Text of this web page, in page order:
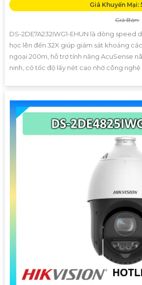
Giá Khuyến Mại:
Giá Bán:
DS-2DE7A232IWG1-EHUN là dòng
học lên đến 32X giúp giám sát khoảng
ngoại 200m, hỗ trợ tính năng AcuSense
ninh, có tốc độ lấy nét cao nhờ công